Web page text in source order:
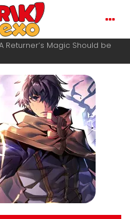
Returner’s Magic Should be